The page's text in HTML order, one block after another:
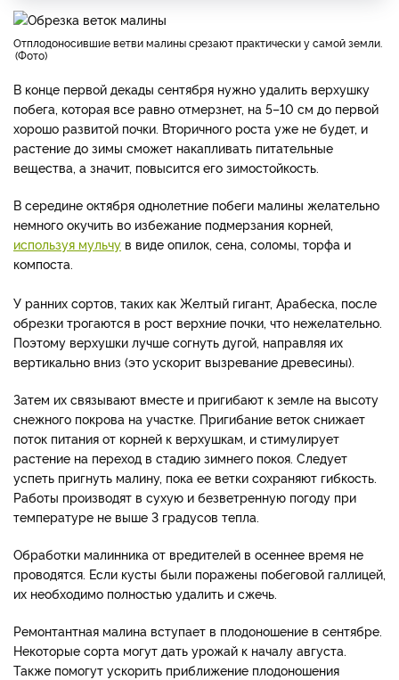
отплодоносившие ветви малины срезают практически у самой земли.
Фото
В конце первой декады сентября нужно удалить верхушку
побега, которая все равно отмерзнет, на 5–10 см до первой
хорошо развитой почки. Вторичного роста уже не будет, и
растение до зимы сможет накапливать питательные
вещества, а значит, повысится его зимостойкость.
В середине октября однолетние побеги малины желательно
немного окучить во избежание подмерзания корней,
используя мульчу в виде опилок, сена, соломы, торфа и
компоста.
У ранних сортов, таких как Желтый гигант, Арабеска, после
обрезки трогаются в рост верхние почки, что нежелательно.
Поэтому верхушки лучше согнуть дугой, направляя их
вертикально вниз (это ускорит вызревание древесины).
Затем их связывают вместе и пригибают к земле на высоту
снежного покрова на участке. Пригибание веток снижает
поток питания от корней к верхушкам, и стимулирует
растение на переход в стадию зимнего покоя. Следует
успеть пригнуть малину, пока ее ветки сохраняют гибкость.
Работы производят в сухую и безветренную погоду при
температуре не выше 3 градусов тепла.
Обработки малинника от вредителей в осеннее время не
проводятся. Если кусты были поражены побеговой галлицей,
их необходимо полностью удалить и сжечь.
Ремонтантная малина вступает в плодоношение в сентябре.
Некоторые сорта могут дать урожай к началу августа.
Также помогут ускорить приближение плодоношения